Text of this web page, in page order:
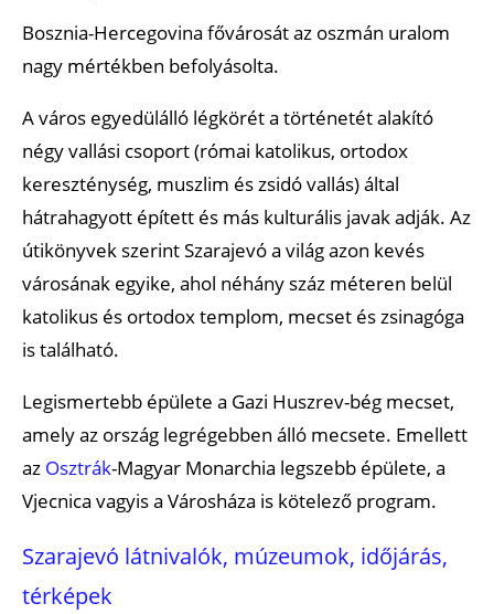
Bosznia-Hercegovina fővárosát az oszmán uralom
nagy mértékben befolyásolta.
A város egyedülálló légkörét a történetét alakító
négy vallási csoport (római katolikus, ortodox
kereszténység, muszlim és zsidó vallás) által
hátrahagyott épített és más kulturális javak adják. Az
útikönyvek szerint Szarajevó a világ azon kevés
városának egyike, ahol néhány száz méteren belül
katolikus és ortodox templom, mecset és zsinagóga
is található.
Legismertebb épülete a Gazi Huszrev-bég mecset,
amely az ország legrégebben álló mecsete. Emellett
az Osztrák-Magyar Monarchia legszebb épülete, a
Vjecnica vagyis a Városháza is kötelező program.
Szarajevó látnivalók, múzeumok, időjárás,
térképek